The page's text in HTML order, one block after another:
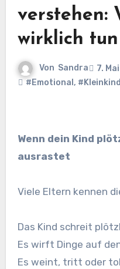
verstehen:
wirklich
Von Sandra
7.
#Emotional ,
Wenn dein Kind plötzlich schreit, weint oder
ausrastet
Viele Eltern kennen
Das Kind schreit
Es wirft Dinge auf
Es weint, tritt oder